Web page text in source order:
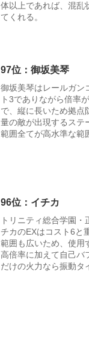
体以上であれば、混乱
てくれる。
97位：御坂美琴
御坂美琴はレールガン
ト3でありながら倍率
で、縦に長いため拠点
量の敵が出現するステ
範囲全てが高水準な範
96位：イチカ
トリニティ総合学園
チカのEXはコスト6と
範囲も広いため、使用
高倍率に加えて自己バ
だけの火力なら振動タ